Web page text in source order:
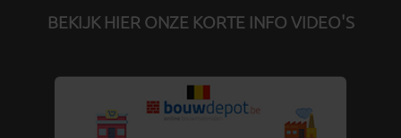
BEKIJK HIER ONZE KORTE INFO VIDEO'S